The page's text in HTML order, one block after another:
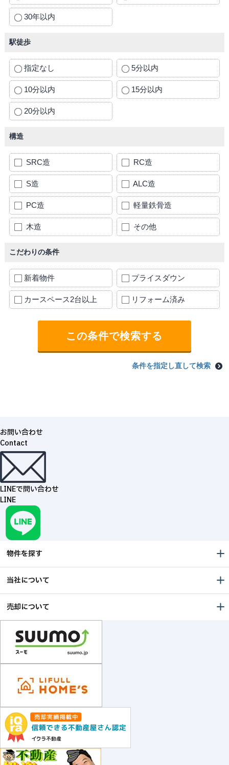
30年以内
駅徒歩
指定なし 5分以内
10分以内 15分以内
20分以内
構造
SRC造 RC造
S造 ALC造
PC造 軽量鉄骨造
木造 その他
こだわりの条件
新着物件 プライスダウン
カースペース2台以上 リフォーム済み
条件を指定し直して検索
お問い合わせ
Contact
LINEで問い合わせ
LINE
物件を探す
当社について
売却について